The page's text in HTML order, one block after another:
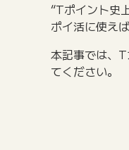
“Tポイント史
ポイ活に使え
本記事では、
てください。